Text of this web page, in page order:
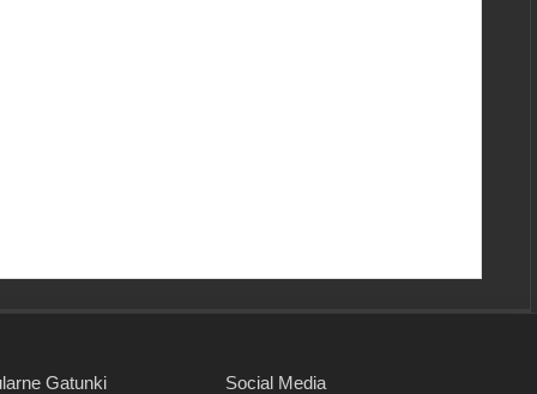
Gatunki Social Media